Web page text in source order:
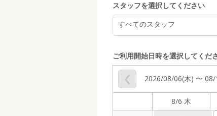
スタッフを選択してください
すべてのスタッフ
ご利用開始日時を選択してくだ
2026/08/06(木) 〜 08/
8/6 木